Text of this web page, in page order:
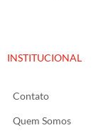
INSTITUCIONAL
Contato
Quem Somos